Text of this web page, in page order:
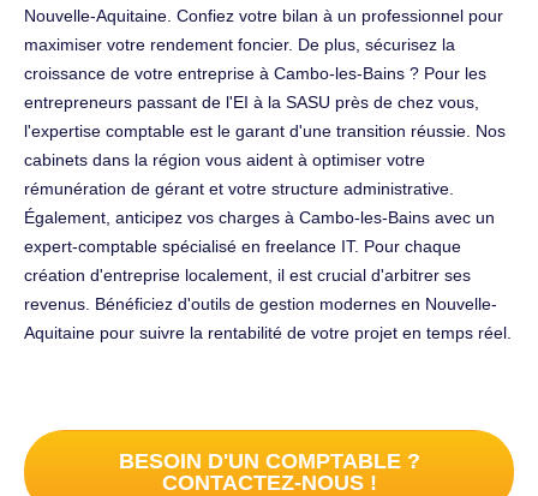
Nouvelle-Aquitaine. Confiez votre bilan à un professionnel pour
maximiser votre rendement foncier. De plus, sécurisez la
croissance de votre entreprise à Cambo-les-Bains ? Pour les
entrepreneurs passant de l'EI à la SASU près de chez vous,
l'expertise comptable est le garant d'une transition réussie. Nos
cabinets dans la région vous aident à optimiser votre
rémunération de gérant et votre structure administrative.
Également, anticipez vos charges à Cambo-les-Bains avec un
expert-comptable spécialisé en freelance IT. Pour chaque
création d'entreprise localement, il est crucial d'arbitrer ses
revenus. Bénéficiez d'outils de gestion modernes en Nouvelle-
Aquitaine pour suivre la rentabilité de votre projet en temps réel.
BESOIN D'UN COMPTABLE ?
CONTACTEZ-NOUS !